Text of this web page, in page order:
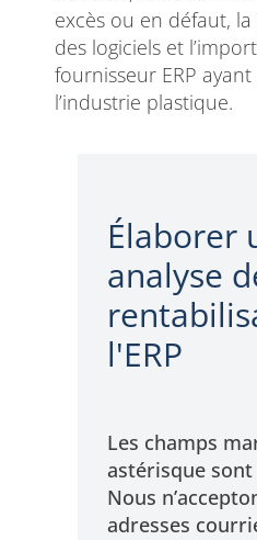
excès ou en défaut,
des logiciels et
fournisseur ERP
l’industrie plastique.
Élaborer
analyse
l'ERP
Les champs
astérisque
Nous
adresses